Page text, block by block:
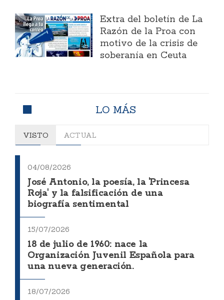
Extra del boletín de La
Razón de la Proa con
motivo de la crisis de
soberanía en Ceuta
LO MÁS
VISTO ACTUAL
04/08/2026
José Antonio, la poesía, la 'Princesa
Roja' y la falsificación de una
biografía sentimental
15/07/2026
18 de julio de 1960: nace la
Organización Juvenil Española para
una nueva generación.
18/07/2026